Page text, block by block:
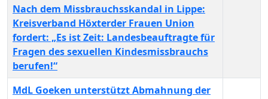
Nach dem Missbrauchsskandal in Lippe:
Kreisverband Höxterder Frauen Union
fordert: „Es ist Zeit: Landesbeauftragte für
Fragen des sexuellen Kindesmissbrauchs
berufen!“
MdL Goeken unterstützt Abmahnung der